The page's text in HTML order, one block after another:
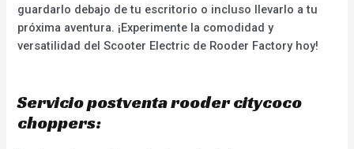
guardarlo debajo de tu escritorio o incluso llevarlo a tu
próxima aventura. ¡Experimente la comodidad y
versatilidad del Scooter Electric de Rooder Factory hoy!
Servicio postventa rooder citycoco
choppers: